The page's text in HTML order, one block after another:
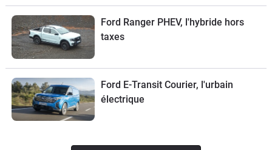
Ford Ranger PHEV, l'hybride hors
taxes
Ford E-Transit Courier, l'urbain
électrique